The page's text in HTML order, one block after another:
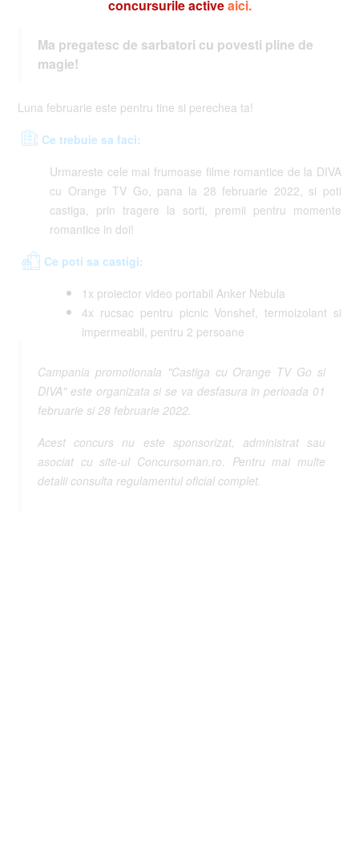
concursurile activeaici.
Ma pregatesc de sarbatori cu povesti pline de
magie!
Luna februarie este pentru tine si perechea ta!
Ce trebuie sa faci:
Urmareste cele mai frumoase filme romantice de la DIVA
cu Orange TV Go, pana la 28 februarie 2022, si poti
castiga, prin tragere la sorti, premii pentru momente
romantice in doi!
Ce poti sa castigi:
1x proiector video portabil Anker Nebula
4x rucsac pentru picnic Vonshef, termoizolant si
impermeabil, pentru 2 persoane
Campania promotionala "Castiga cu Orange TV Go si
DIVA" este organizata si se va desfasura in perioada 01
februarie si 28 februarie 2022.
Acest concurs nu este sponsorizat, administrat sau
asociat cu site-ul Concursoman.ro. Pentru mai multe
detalii consulta regulamentul oficial complet.